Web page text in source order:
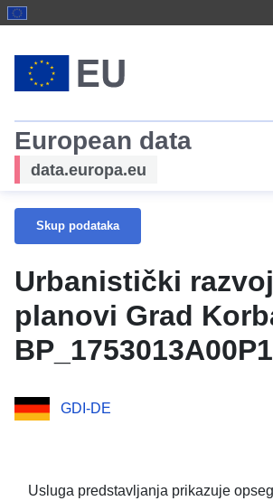
European data
data.europa.eu
Skup podataka
Urbanistički
planovi Grad
GDI-DE
Usluga predstavljanja prikazuje